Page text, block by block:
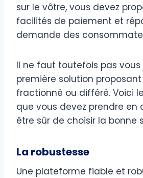
sur le vôtre, vous devez
facilités de paiement et
demande des
Il ne faut toutefois pas vous
première solution
fractionné ou différé. Voici
que vous devez prendre en
être sûr de choisir la bonne
La robustesse
Une plateforme fiable et